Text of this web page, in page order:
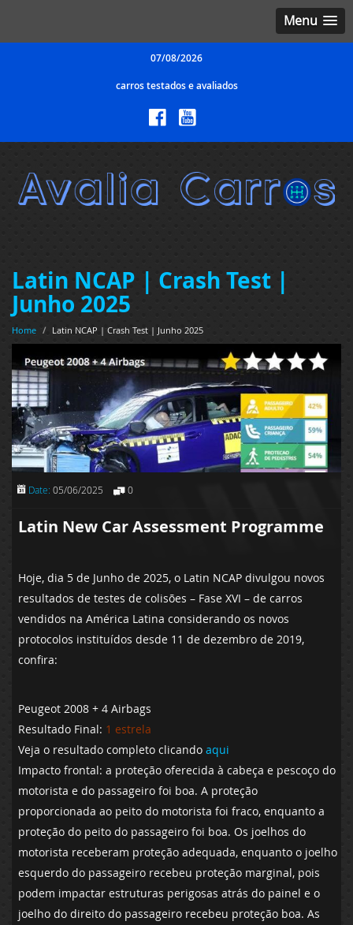
Menu
07/08/2026
carros testados e avaliados
Latin NCAP | Crash Test |
Junho 2025
Home / Latin NCAP | Crash Test | Junho 2025
Date: 05/06/2025 0
Latin New Car Assessment Programme
Hoje, dia 5 de Junho de 2025, o Latin NCAP divulgou novos
resultados de testes de colisões – Fase XVI – de carros
vendidos na América Latina considerando os novos
protocolos instituídos desde 11 de dezembro de 2019,
confira:
Peugeot 2008 + 4 Airbags
Resultado Final: 1 estrela
Veja o resultado completo clicando aqui
Impacto frontal: a proteção oferecida à cabeça e pescoço do
motorista e do passageiro foi boa. A proteção
proporcionada ao peito do motorista foi fraco, enquanto a
proteção do peito do passageiro foi boa. Os joelhos do
motorista receberam proteção adequada, enquanto o joelho
esquerdo do passageiro recebeu proteção marginal, pois
podem impactar estruturas perigosas atrás do painel e o
joelho do direito do passageiro recebeu proteção boa. As